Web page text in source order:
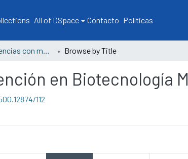
All of DSpace Contacto Políticas
Maestría en Ciencias con mención en Biotecnología Molecular Browse by Title
en Biotecnología
112